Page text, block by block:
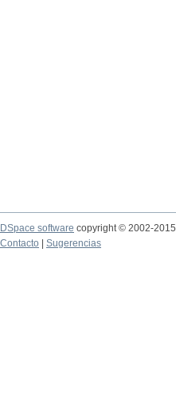
DSpace software copyright © 2002-2015
Contacto
Sugerencias